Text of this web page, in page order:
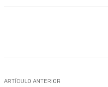
ARTÍCULO ANTERIOR